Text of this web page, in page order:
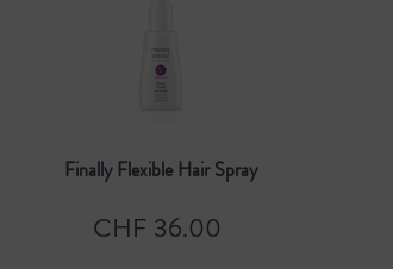
Finally Flexible Hair Spray
CHF 36.00